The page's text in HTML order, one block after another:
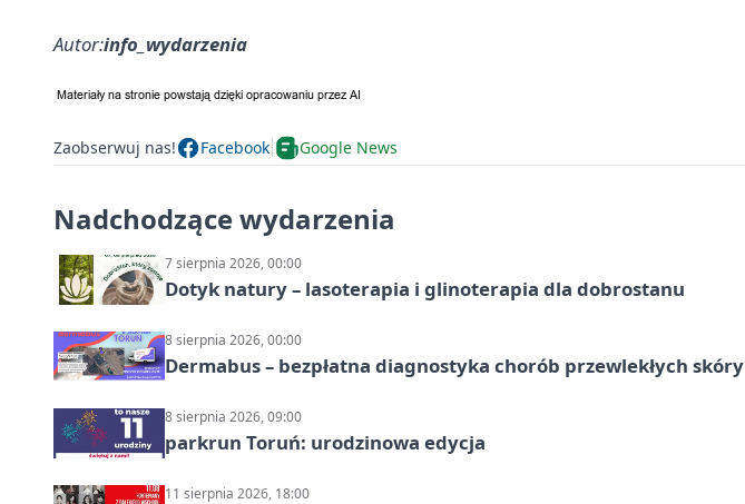
Autor:info_wydarzenia
Zaobserwuj nas! Facebook Google News
Nadchodzące wydarzenia
7 sierpnia 2026, 00:00
Dotyk natury – lasoterapia i glinoterapia dla dobrostanu
8 sierpnia 2026, 00:00
Dermabus – bezpłatna diagnostyka chorób przewlekłych skóry
8 sierpnia 2026, 09:00
parkrun Toruń: urodzinowa edycja
11 sierpnia 2026, 18:00